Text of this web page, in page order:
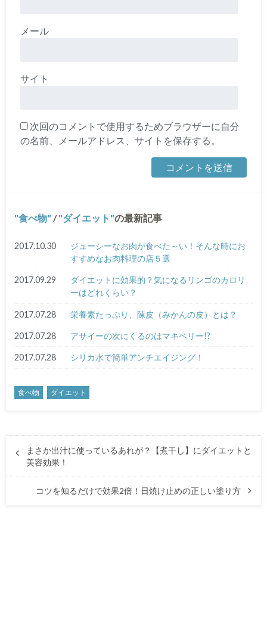
メール
サイト
次回のコメントで使用するためブラウザーに自分
の名前、メールアドレス、サイトを保存する。
食べ物 / ダイエット の最新記事
2017.10.30
ジューシーなお肉が食べた～い！そんな時にお
すすめなお肉料理の店５選
2017.09.29
ダイエットに効果的？気になるリンゴのカロリ
ーはどれくらい？
2017.07.28 栄養素たっぷり、陳皮（みかんの皮）とは？
2017.07.28 アサイーの次にくるのはマキベリー!?
2017.07.28 シリカ水で簡単アンチエイジング！
食べ物 ダイエット
まさか出汁に使っているあれが？【煮干し】にダイエットと
美容効果！
コツを知るだけで効果2倍！日焼け止めの正しい塗り方